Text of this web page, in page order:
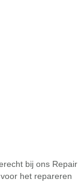
bij ons Repair
het repareren